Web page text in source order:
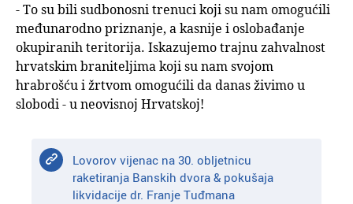
- To su bili sudbonosni trenuci koji su nam omogućili
međunarodno priznanje, a kasnije i oslobađanje
okupiranih teritorija. Iskazujemo trajnu zahvalnost
hrvatskim braniteljima koji su nam svojom
hrabrošću i žrtvom omogućili da danas živimo u
slobodi - u neovisnoj Hrvatskoj!
Lovorov vijenac na 30. obljetnicu
raketiranja Banskih dvora & pokušaja
likvidacije dr. Franje Tuđmana